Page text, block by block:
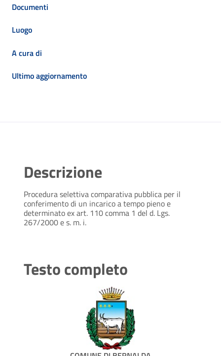
Documenti
Luogo
A cura di
Ultimo aggiornamento
Descrizione
Procedura selettiva comparativa pubblica per il
conferimento di un incarico a tempo pieno e
determinato ex art. 110 comma 1 del d. Lgs.
267/2000 e s. m. i.
Testo completo